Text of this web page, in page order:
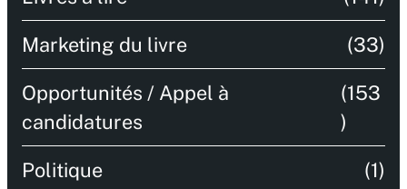
Marketing du livre (33)
Opportunités / Appel à
candidatures
(153
)
Politique (1)